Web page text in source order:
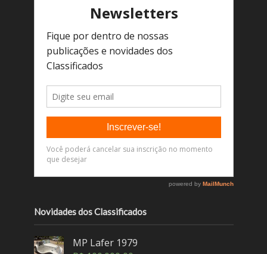
Novidades dos Classificados
MP Lafer 1979